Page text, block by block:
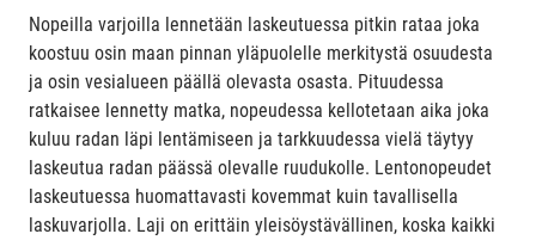
Nopeilla varjoilla lennetään laskeutuessa pitkin rataa joka
koostuu osin maan pinnan yläpuolelle merkitystä osuudesta
ja osin vesialueen päällä olevasta osasta. Pituudessa
ratkaisee lennetty matka, nopeudessa kellotetaan aika joka
kuluu radan läpi lentämiseen ja tarkkuudessa vielä täytyy
laskeutua radan päässä olevalle ruudukolle. Lentonopeudet
laskeutuessa huomattavasti kovemmat kuin tavallisella
laskuvarjolla. Laji on erittäin yleisöystävällinen, koska kaikki